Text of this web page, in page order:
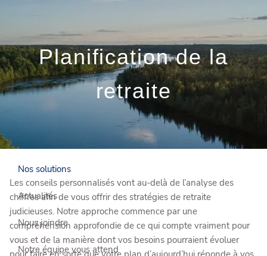
Prendre rendez-vous
gratuitement
Connexion client
Nos solutions
Actualités
Nous joindre
Notre équipe vous attend
Planification de la
retraite
Les conseils personnalisés vont au-delà de l’analyse des
chiffres afin de vous offrir des stratégies de retraite
judicieuses. Notre approche commence par une
compréhension approfondie de ce qui compte vraiment pour
vous et de la manière dont vos besoins pourraient évoluer